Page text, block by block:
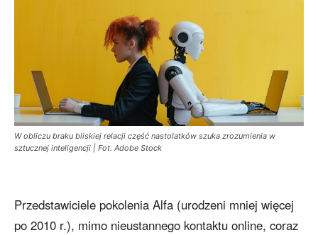
W obliczu braku bliskiej relacji część nastolatków szuka zrozumienia w
sztucznej inteligencji | Fot. Adobe Stock
Przedstawiciele pokolenia Alfa (urodzeni mniej więcej
po 2010 r.), mimo nieustannego kontaktu online, coraz